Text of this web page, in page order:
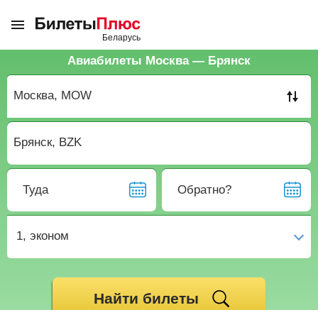
Авиабилеты Москва — Брянск
Туда Обратно?
1, эконом
Найти билеты